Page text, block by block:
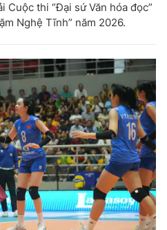
Cuộc thi “Đại sứ Văn hóa đọc”
Nghệ Tĩnh” năm 2026.